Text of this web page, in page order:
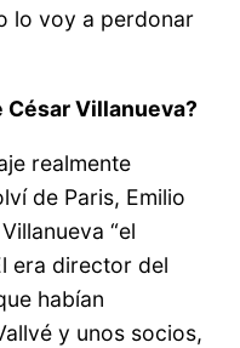
lo voy a perdonar
César Villanueva?
realmente
de Paris, Emilio
“el
era director del
habían
y unos socios,